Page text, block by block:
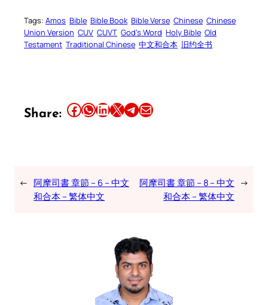
Tags: Amos Bible Bible Book Bible Verse Chinese Chinese
Union Version CUV CUVT God’s Word Holy Bible Old
Testament Traditional Chinese 中文和合本 旧约全书
Share: Share this article on Facebook Share this article on WhatsApp Share this article on LinkedIn Share this article on X Share this article on TelegramEmail this Article
← 阿摩司書 章節 – 6 – 中文
和合本 – 繁体中文
阿摩司書 章節 – 8 – 中文
和合本 – 繁体中文
→